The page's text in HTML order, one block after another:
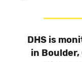
DHS is
in Boulder,